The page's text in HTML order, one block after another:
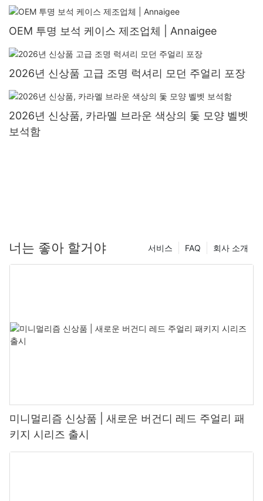
OEM 투명 보석 케이스 제조업체 | Annaigee
2026년 신상품 고급 조명 럭셔리 모던 주얼리 포장
2026년 신상품, 카라멜 브라운 색상의 돛 모양 벨벳
보석함
너는 좋아 할거야 회사 소개
FAQ
서비스
미니멀리즘 신상품 | 새로운 버건디 레드 주얼리 패
키지 시리즈 출시